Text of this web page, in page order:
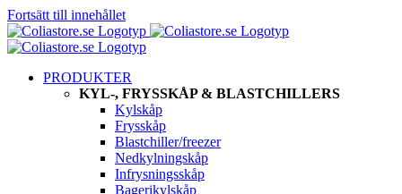
Fortsätt till innehållet
PRODUKTER
KYL-, FRYSSKÅP & BLASTCHILLERS
Kylskåp
Frysskåp
Blastchiller/freezer
Nedkylningskåp
Infrysningsskåp
Bagerikylskåp